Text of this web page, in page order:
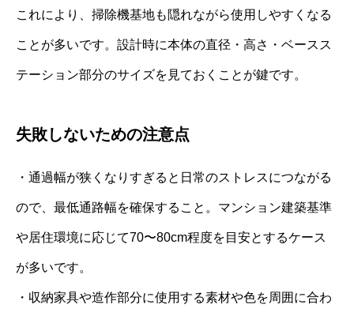
これにより、掃除機基地も隠れながら使用しやすくなる
ことが多いです。設計時に本体の直径・高さ・ベースス
テーション部分のサイズを見ておくことが鍵です。
失敗しないための注意点
・通過幅が狭くなりすぎると日常のストレスにつながる
ので、最低通路幅を確保すること。マンション建築基準
や居住環境に応じて70〜80cm程度を目安とするケース
が多いです。
・収納家具や造作部分に使用する素材や色を周囲に合わ